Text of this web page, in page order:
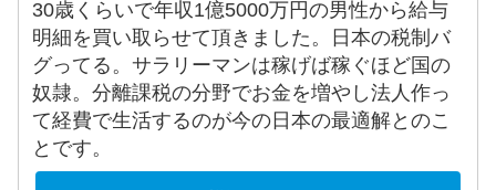
30歳くらいで年収1億5000万円の男性から給与
明細を買い取らせて頂きました。日本の税制バ
グってる。サラリーマンは稼げば稼ぐほど国の
奴隷。分離課税の分野でお金を増やし法人作っ
て経費で生活するのが今の日本の最適解とのこ
とです。